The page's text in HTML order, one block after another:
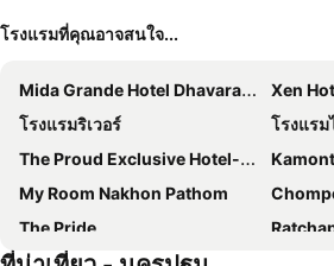
โรงแรมที่คุณอาจสนใจ...
Mida Grande Hotel Dhavaravati Nakhon Pathom
Xen
โรงแรมริเวอร์
โรงแรม
The Proud Exclusive Hotel-SHA Plus
My Room Nakhon Pathom
The Pride
neera retreat hotel